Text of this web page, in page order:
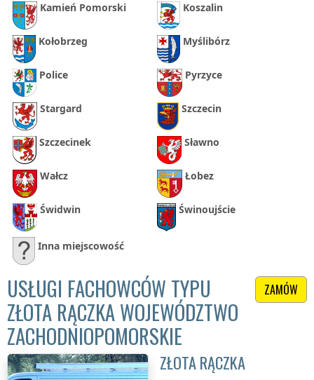
Kamień Pomorski Koszalin
Kołobrzeg Myślibórz
Police Pyrzyce
Stargard Szczecin
Szczecinek Sławno
Wałcz Łobez
Świdwin Świnoujście
Inna miejscowość
ZAMÓW
USŁUGI FACHOWCÓW TYPU
ZŁOTA RĄCZKA WOJEWÓDZTWO
ZACHODNIOPOMORSKIE
ZŁOTA RĄCZKA